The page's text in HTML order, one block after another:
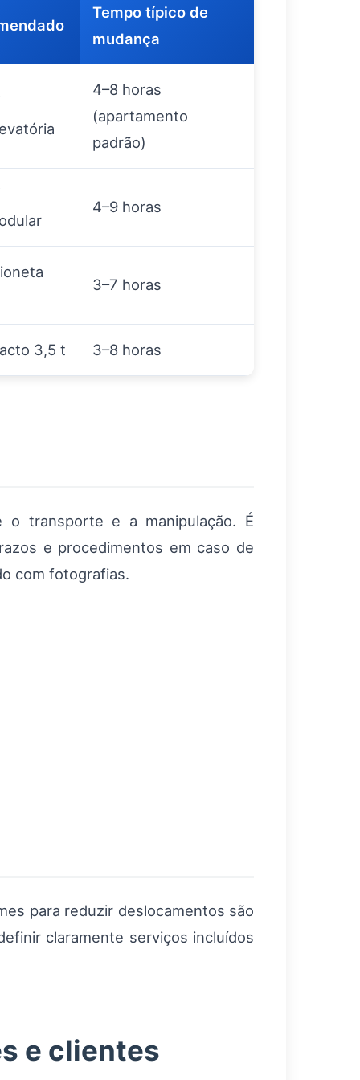
Tempo típico de
mudança
4–8 horas
(apartamento
padrão)
4–9 horas
3–7 horas
3,5 t 3–8 horas
transporte e a manipulação. É
e procedimentos em caso de
com fotografias.
para reduzir deslocamentos são
claramente serviços incluídos
e clientes